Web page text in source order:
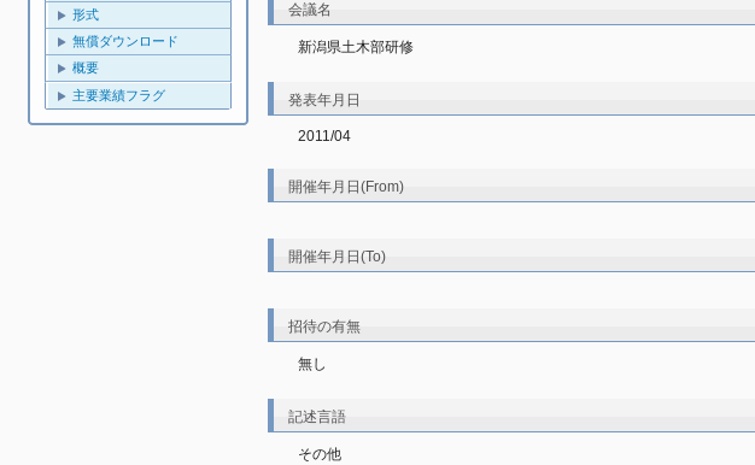
形式
無償ダウンロード
概要
主要業績フラグ
会議名
新潟県土木部研修
発表年月日
2011/04
開催年月日(From)
開催年月日(To)
招待の有無
無し
記述言語
その他